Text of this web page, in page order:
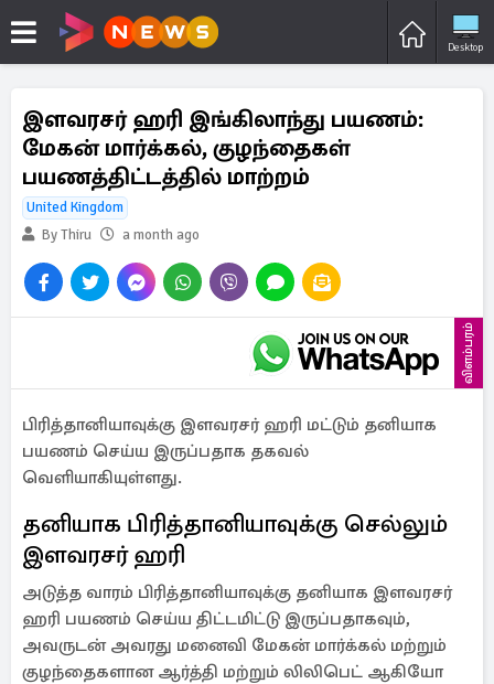
Desktop
இளவரசர் ஹரி இங்கிலாந்து பயணம்:
மேகன் மார்க்கல், குழந்தைகள்
பயணத்திட்டத்தில் மாற்றம்
United Kingdom
By Thiru
a month ago
விளம்பரம்
பிரித்தானியாவுக்கு இளவரசர் ஹரி மட்டும் தனியாக
பயணம் செய்ய இருப்பதாக தகவல்
வெளியாகியுள்ளது.
தனியாக பிரித்தானியாவுக்கு செல்லும்
இளவரசர் ஹரி
அடுத்த வாரம் பிரித்தானியாவுக்கு தனியாக இளவரசர்
ஹரி பயணம் செய்ய திட்டமிட்டு இருப்பதாகவும்,
அவருடன் அவரது மனைவி மேகன் மார்க்கல் மற்றும்
குழந்தைகளான ஆர்த்தி மற்றும் லிலிபெட் ஆகியோ